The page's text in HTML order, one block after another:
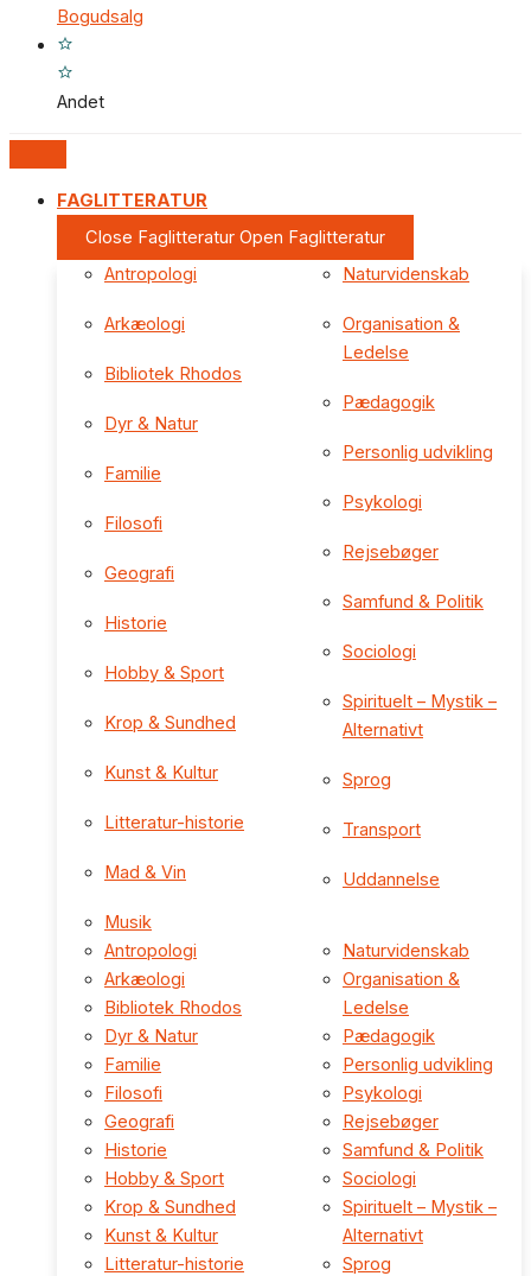
Bogudsalg
Andet
FAGLITTERATUR
Close Faglitteratur Open Faglitteratur
Antropologi
Arkæologi
Bibliotek Rhodos
Dyr & Natur
Familie
Filosofi
Geografi
Historie
Hobby & Sport
Krop & Sundhed
Kunst & Kultur
Litteratur-historie
Mad & Vin
Musik
Naturvidenskab
Organisation &
Ledelse
Pædagogik
Personlig udvikling
Psykologi
Rejsebøger
Samfund & Politik
Sociologi
Spirituelt – Mystik –
Alternativt
Sprog
Transport
Uddannelse
Antropologi
Arkæologi
Bibliotek Rhodos
Dyr & Natur
Familie
Filosofi
Geografi
Historie
Hobby & Sport
Krop & Sundhed
Kunst & Kultur
Litteratur-historie
Naturvidenskab
Organisation &
Ledelse
Pædagogik
Personlig udvikling
Psykologi
Rejsebøger
Samfund & Politik
Sociologi
Spirituelt – Mystik –
Alternativt
Sprog